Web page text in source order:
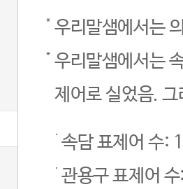
우리말샘에서는
우리말샘에서는
제어로 실었음.
속담 표제어 수:
관용구 표제어